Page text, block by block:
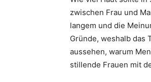
zwischen Frau und
langem und die
Gründe, weshalb das
aussehen, warum
stillende Frauen mit